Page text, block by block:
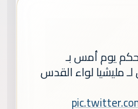
يوم أمس بـ
مليشيا لواء القدس